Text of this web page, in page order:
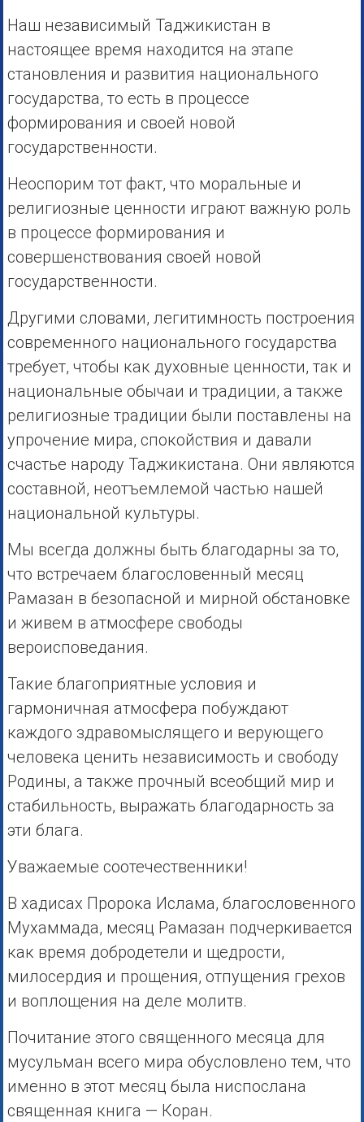
Наш независимый Таджикистан в
настоящее время находится на этапе
становления и развития национального
государства, то есть в процессе
формирования и своей новой
государственности.
Неоспорим тот факт, что моральные и
религиозные ценности играют важную роль
в процессе формирования и
совершенствования своей новой
государственности.
Другими словами, легитимность построения
современного национального государства
требует, чтобы как духовные ценности, так и
национальные обычаи и традиции, а также
религиозные традиции были поставлены на
упрочение мира, спокойствия и давали
счастье народу Таджикистана. Они являются
составной, неотъемлемой частью нашей
национальной культуры.
Мы всегда должны быть благодарны за то,
что встречаем благословенный месяц
Рамазан в безопасной и мирной обстановке
и живем в атмосфере свободы
вероисповедания.
Такие благоприятные условия и
гармоничная атмосфера побуждают
каждого здравомыслящего и верующего
человека ценить независимость и свободу
Родины, а также прочный всеобщий мир и
стабильность, выражать благодарность за
эти блага.
Уважаемые соотечественники!
В хадисах Пророка Ислама, благословенного
Мухаммада, месяц Рамазан подчеркивается
как время добродетели и щедрости,
милосердия и прощения, отпущения грехов
и воплощения на деле молитв.
Почитание этого священного месяца для
мусульман всего мира обусловлено тем, что
именно в этот месяц была ниспослана
священная книга — Коран.